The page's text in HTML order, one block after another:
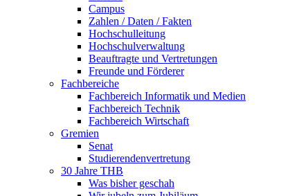
Campus
Zahlen / Daten / Fakten
Hochschulleitung
Hochschulverwaltung
Beauftragte und Vertretungen
Freunde und Förderer
Fachbereiche
Fachbereich Informatik und Medien
Fachbereich Technik
Fachbereich Wirtschaft
Gremien
Senat
Studierendenvertretung
30 Jahre THB
Was bisher geschah